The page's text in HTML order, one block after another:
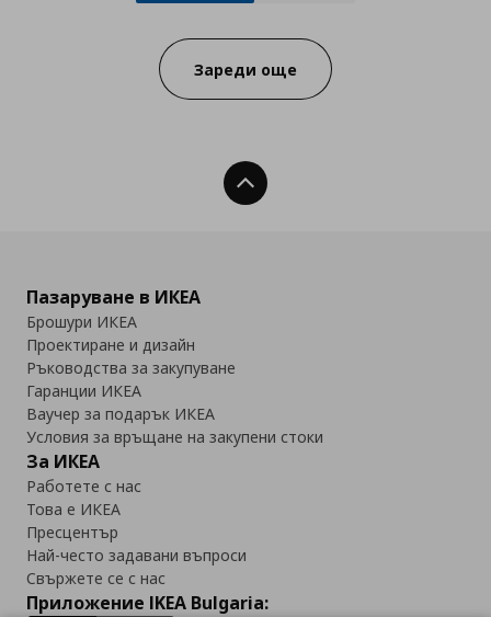
Progress:
Зареди още
Нагоре
Пазаруване в ИКЕА
Брошури ИКЕА
Проектиране и дизайн
Ръководства за закупуване
Гаранции ИКЕА
Ваучер за подарък ИКЕА
Условия за връщане на закупени стоки
За ИКЕА
Работете с нас
Това е ИКЕА
Пресцентър
Най-често задавани въпроси
Свържете се с нас
Приложение IKEA Bulgaria: